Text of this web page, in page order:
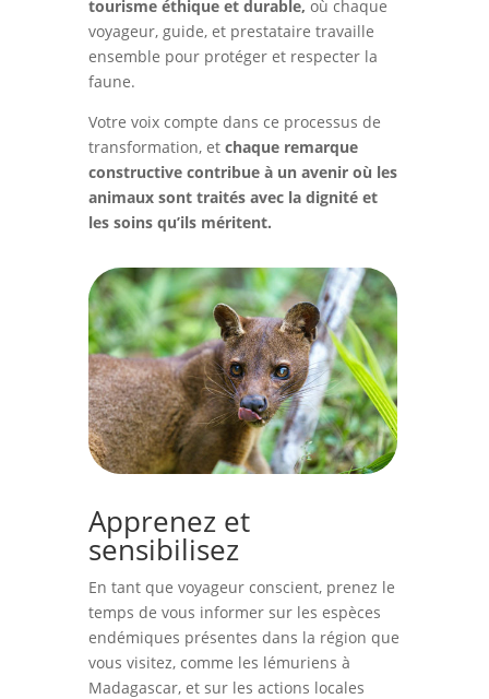
tourisme éthique et durable, où chaque
voyageur, guide, et prestataire travaille
ensemble pour protéger et respecter la
faune.
Votre voix compte dans ce processus de
transformation, et chaque remarque
constructive contribue à un avenir où les
animaux sont traités avec la dignité et
les soins qu’ils méritent.
Apprenez et
sensibilisez
En tant que voyageur conscient, prenez le
temps de vous informer sur les espèces
endémiques présentes dans la région que
vous visitez, comme les lémuriens à
Madagascar, et sur les actions locales